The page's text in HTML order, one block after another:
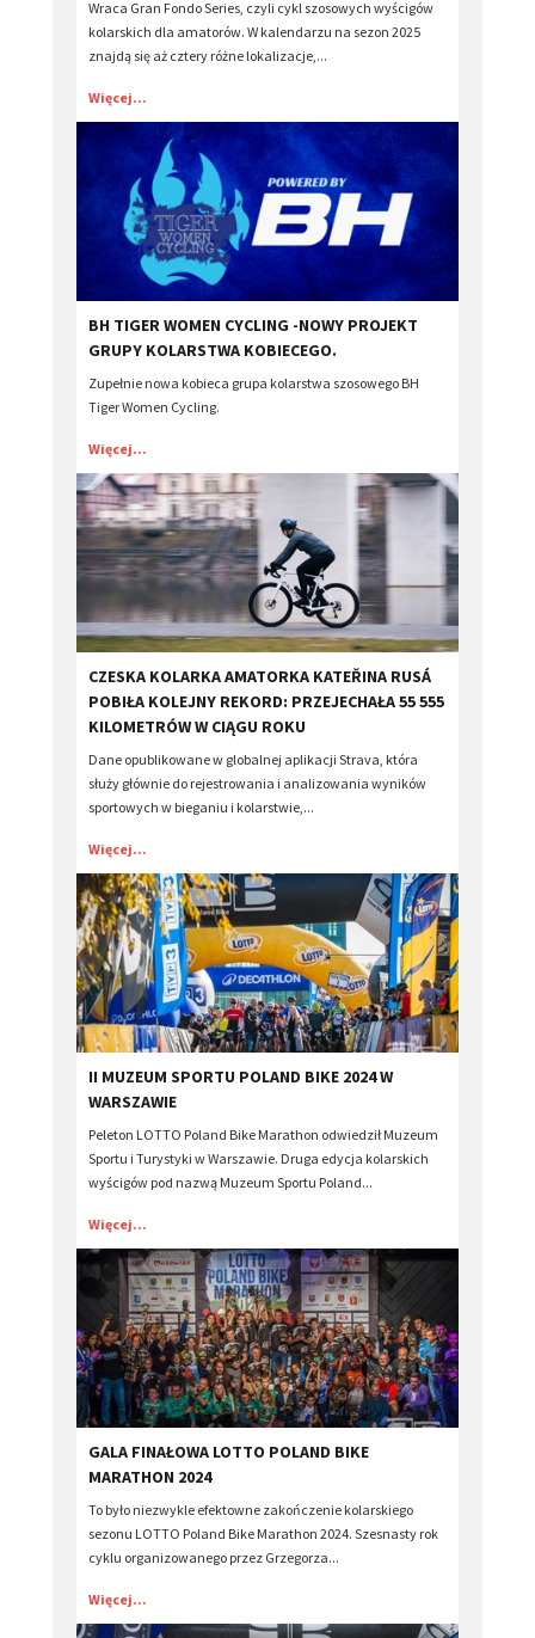
Wraca Gran Fondo Series, czyli cykl szosowych wyścigów
kolarskich dla amatorów. W kalendarzu na sezon 2025
znajdą się aż cztery różne lokalizacje,...
Więcej...
BH TIGER WOMEN CYCLING -NOWY PROJEKT
GRUPY KOLARSTWA KOBIECEGO.
Zupełnie nowa kobieca grupa kolarstwa szosowego BH
Tiger Women Cycling.
Więcej...
​CZESKA KOLARKA AMATORKA KATEŘINA RUSÁ
POBIŁA KOLEJNY REKORD: PRZEJECHAŁA 55 555
KILOMETRÓW W CIĄGU ROKU
Dane opublikowane w globalnej aplikacji Strava, która
służy głównie do rejestrowania i analizowania wyników
sportowych w bieganiu i kolarstwie,...
Więcej...
​II MUZEUM SPORTU POLAND BIKE 2024 W
WARSZAWIE
Peleton LOTTO Poland Bike Marathon odwiedził Muzeum
Sportu i Turystyki w Warszawie. Druga edycja kolarskich
wyścigów pod nazwą Muzeum Sportu Poland...
Więcej...
​GALA FINAŁOWA LOTTO POLAND BIKE
MARATHON 2024
To było niezwykle efektowne zakończenie kolarskiego
sezonu LOTTO Poland Bike Marathon 2024. Szesnasty rok
cyklu organizowanego przez Grzegorza...
Więcej...